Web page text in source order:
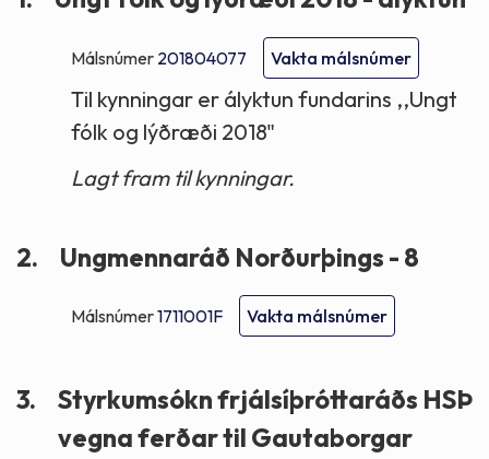
Málsnúmer 201804077 Vakta málsnúmer
Til kynningar er ályktun fundarins ,,Ungt
fólk og lýðræði 2018"
Lagt fram til kynningar.
2. Ungmennaráð Norðurþings - 8
Málsnúmer1711001F Vakta málsnúmer
3.
Styrkumsókn frjálsíþróttaráðs HSÞ
vegna ferðar til Gautaborgar